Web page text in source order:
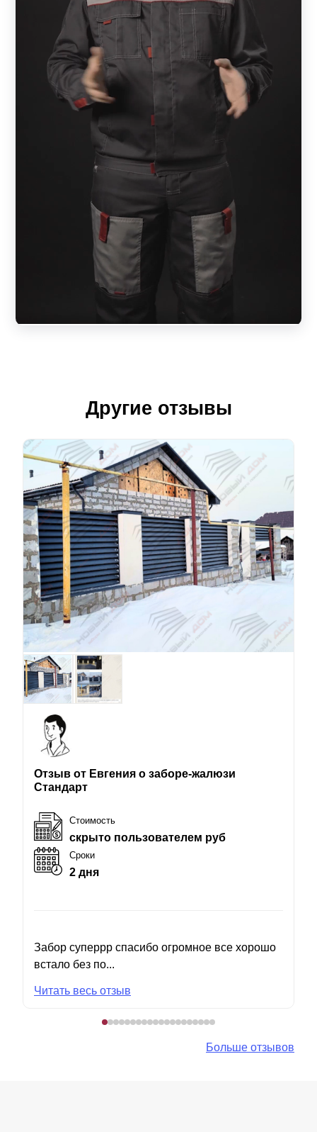
Другие отзывы
Отзыв от Евгения о заборе-жалюзи
Стандарт
Стоимость
скрыто пользователем руб
Сроки
2 дня
Забор суперрр спасибо огромное все хорошо
встало без по...
Читать весь отзыв
Больше отзывов